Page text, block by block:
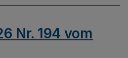
Nr. 194 vom